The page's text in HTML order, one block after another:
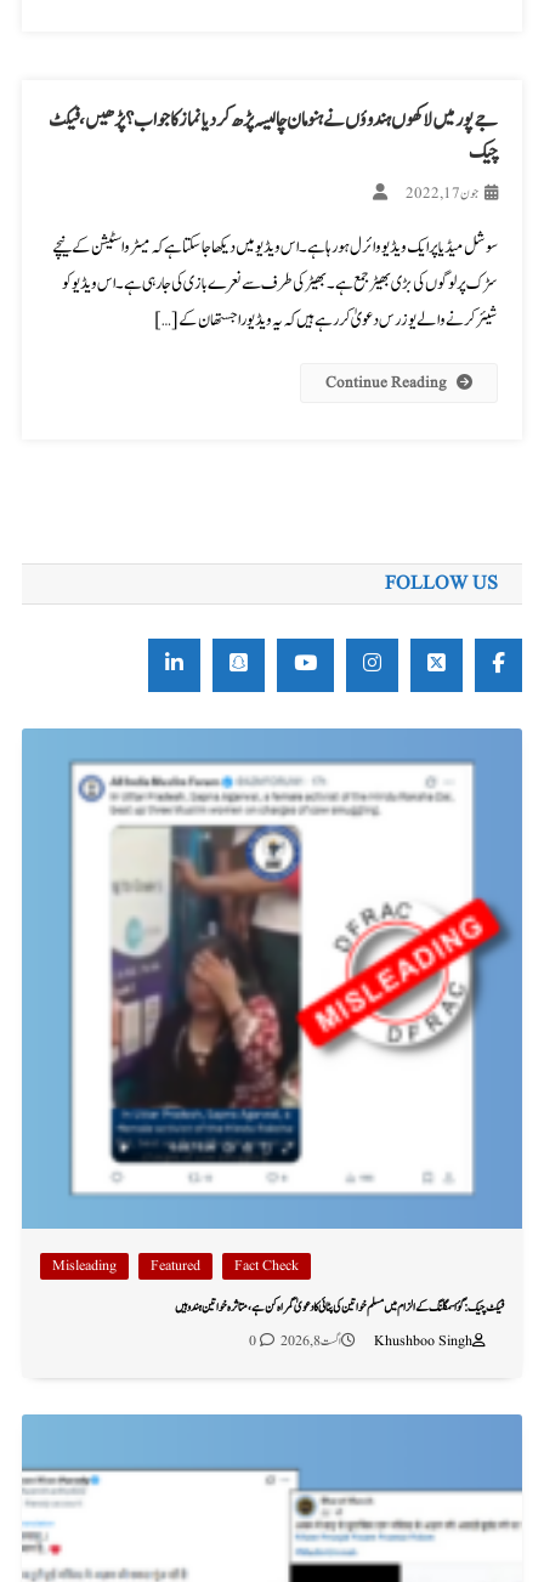
جے پور میں لاکھوں ہندوؤں نے ہنومان چالیسہ پڑھ کر دیا نماز کا جواب؟پڑھیں،فیکٹ
چیک
جون 17, 2022
سوشل میڈیا پر ایک ویڈیو وائرل ہو رہاہے۔ اس ویڈیو میں دیکھا جا سکتا ہے کہ میٹرو اسٹیشن کے نیچے
سڑک پر لوگوں کی بڑی بھیڑ جمع ہے۔ بھیڑ کی طرف سے نعرے بازی کی جا رہی ہے ۔ اس ویڈیو کو
شیئر کرنے والے یوزرس دعویٰ کر رہے ہیں کہ یہ ویڈیو راجستھان کے […]
Continue Reading
FOLLOW US
Fact Check
Featured
Misleading
فیکٹ چیک: گؤ اسمگلنگ کے الزام میں مسلم خواتین کی پٹائی کا دعویٰ گمراہ کن ہے، متاثرہ خواتین ہندو ہیں
Khushboo Singh
اگست 8, 2026 0